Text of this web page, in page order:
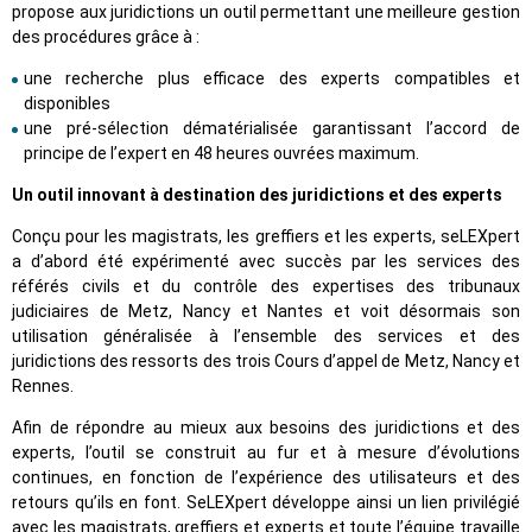
propose aux juridictions un outil permettant une meilleure gestion
des procédures grâce à :
une recherche plus efficace des experts compatibles et
disponibles
une pré-sélection dématérialisée garantissant l’accord de
principe de l’expert en 48 heures ouvrées maximum.
Un outil innovant à destination des juridictions et des experts
Conçu pour les magistrats, les greffiers et les experts, seLEXpert
a d’abord été expérimenté avec succès par les services des
référés civils et du contrôle des expertises des tribunaux
judiciaires de Metz, Nancy et Nantes et voit désormais son
utilisation généralisée à l’ensemble des services et des
juridictions des ressorts des trois Cours d’appel de Metz, Nancy et
Rennes.
Afin de répondre au mieux aux besoins des juridictions et des
experts, l’outil se construit au fur et à mesure d’évolutions
continues, en fonction de l’expérience des utilisateurs et des
retours qu’ils en font. SeLEXpert développe ainsi un lien privilégié
avec les magistrats, greffiers et experts et toute l’équipe travaille